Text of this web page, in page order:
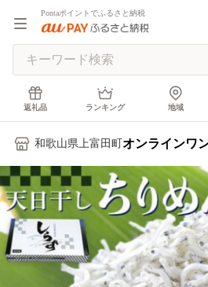
Pontaポイントでふるさと納税
返礼品 ランキング 地域
和歌山県上富田町 オンラインワ